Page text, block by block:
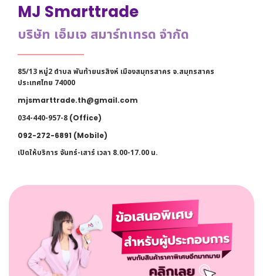
MJ Smarttrade
บริษัท เอ็มเจ สมาร์ทเทรด จำกัด
85/13 หมู่2 ตำบล พันท้ายนรสิงห์ เมืองสมุทรสาคร จ.สมุทรสาคร
ประเทศไทย 74000
mjsmarttrade.th@gmail.com
034-440-957-8 (Office)
092-272-6891 (Mobile)
เปิดให้บริการ จันทร์-เสาร์ เวลา 8.00-17.00 น.